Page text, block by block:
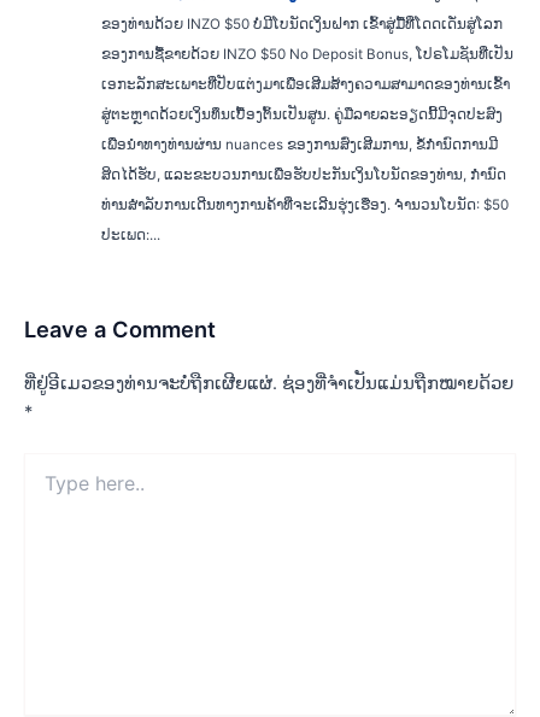
ຂອງທ່ານດ້ວຍ INZO $50 ບໍ່ມີໂບນັດເງິນຝາກ ເຂົ້າສູ່ມື້ທີ່ໂດດເດັ່ນສູ່ໂລກ
ຂອງການຊື້ຂາຍດ້ວຍ INZO $50 No Deposit Bonus, ໂປຣໂມຊັນທີ່ເປັນ
ເອກະລັກສະເພາະທີ່ປັບແຕ່ງມາເພື່ອເສີມສ້າງຄວາມສາມາດຂອງທ່ານເຂົ້າ
ສູ່ຕະຫຼາດດ້ວຍເງິນທຶນເບື້ອງຕົ້ນເປັນສູນ. ຄູ່ມືລາຍລະອຽດນີ້ມີຈຸດປະສົງ
ເພື່ອນໍາທາງທ່ານຜ່ານ nuances ຂອງການສົ່ງເສີມການ, ຂໍ້ກໍານົດການມີ
ສິດໄດ້ຮັບ, ແລະຂະບວນການເພື່ອຮັບປະກັນເງິນໂບນັດຂອງທ່ານ, ກໍານົດ
ທ່ານສໍາລັບການເດີນທາງການຄ້າທີ່ຈະເລີນຮຸ່ງເຮືອງ. ຈຳນວນໂບນັດ: $50
ປະເພດ:...
Leave a Comment
ທີ່ຢູ່ອີເມວຂອງທ່ານຈະບໍ່ຖືກເຜີຍແຜ່. ຊ່ອງທີ່ຈຳເປັນແມ່ນຖືກໝາຍດ້ວຍ
*
here..